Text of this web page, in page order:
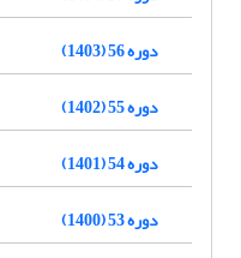
دوره 56 (1403)
دوره 55 (1402)
دوره 54 (1401)
دوره 53 (1400)